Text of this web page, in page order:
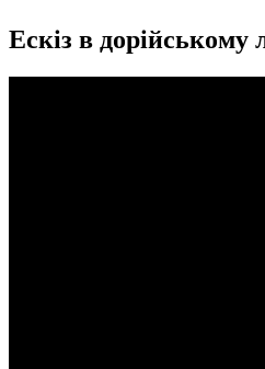
Ескіз в дорійському